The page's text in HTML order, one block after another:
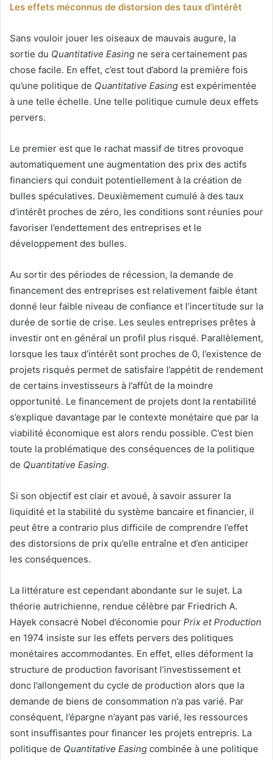
Les effets méconnus de distorsion des taux d’intérêt
Sans vouloir jouer les oiseaux de mauvais augure, la
sortie du Quantitative Easing ne sera certainement pas
chose facile. En effet, c’est tout d’abord la première fois
qu’une politique de Quantitative Easing est expérimentée
à une telle échelle. Une telle politique cumule deux effets
pervers.
Le premier est que le rachat massif de titres provoque
automatiquement une augmentation des prix des actifs
financiers qui conduit potentiellement à la création de
bulles spéculatives. Deuxièmement cumulé à des taux
d’intérêt proches de zéro, les conditions sont réunies pour
favoriser l’endettement des entreprises et le
développement des bulles.
Au sortir des périodes de récession, la demande de
financement des entreprises est relativement faible étant
donné leur faible niveau de confiance et l’incertitude sur la
durée de sortie de crise. Les seules entreprises prêtes à
investir ont en général un profil plus risqué. Parallèlement,
lorsque les taux d’intérêt sont proches de 0, l’existence de
projets risqués permet de satisfaire l’appétit de rendement
de certains investisseurs à l’affût de la moindre
opportunité. Le financement de projets dont la rentabilité
s’explique davantage par le contexte monétaire que par la
viabilité économique est alors rendu possible. C’est bien
toute la problématique des conséquences de la politique
de Quantitative Easing.
Si son objectif est clair et avoué, à savoir assurer la
liquidité et la stabilité du système bancaire et financier, il
peut être a contrario plus difficile de comprendre l’effet
des distorsions de prix qu’elle entraîne et d’en anticiper
les conséquences.
La littérature est cependant abondante sur le sujet. La
théorie autrichienne, rendue célèbre par Friedrich A.
Hayek consacré Nobel d’économie pour Prix et Production
en 1974 insiste sur les effets pervers des politiques
monétaires accommodantes. En effet, elles déforment la
structure de production favorisant l’investissement et
donc l’allongement du cycle de production alors que la
demande de biens de consommation n’a pas varié. Par
conséquent, l’épargne n’ayant pas varié, les ressources
sont insuffisantes pour financer les projets entrepris. La
politique de Quantitative Easing combinée à une politique